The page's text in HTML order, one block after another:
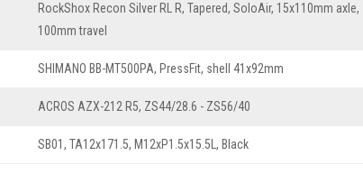
RockShox Recon Silver RL R, Tapered, SoloAir, 15x110mm axle,
100mm travel
SHIMANO BB-MT500PA, PressFit, shell 41x92mm
ACROS AZX-212 R5, ZS44/28.6 - ZS56/40
SB01, TA12x171.5, M12xP1.5x15.5L, Black